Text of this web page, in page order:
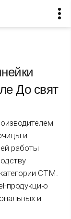
До свят
и
работы
СТМ.
продукцию
и